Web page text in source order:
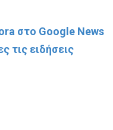
στο Google News
τις ειδήσεις